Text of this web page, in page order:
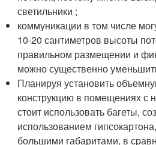
светильники ;
коммуникации в том числе
10-20 сантиметров высоты
правильном размещении и
можно существенно
Планируя установить
конструкцию в помещениях с
стоит использовать багеты,
использованием
большими габаритами, в